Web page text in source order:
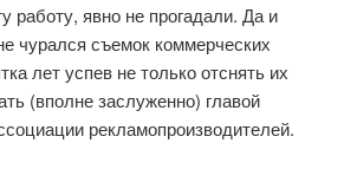
работу, явно не прогадали. Да и
чурался съемок коммерческих
лет успев не только отснять их
(вполне заслуженно) главой
рекламопроизводителей.